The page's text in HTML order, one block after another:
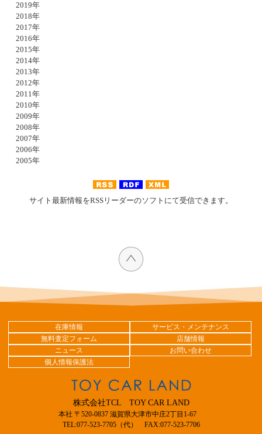
2019年
2018年
2017年
2016年
2015年
2014年
2013年
2012年
2011年
2010年
2009年
2008年
2007年
2006年
2005年
サイト最新情報をRSSリーダーのソフトにて受信できます。
在庫情報
サービス・メンテナンス
無料査定フォーム
店舗情報
ニュース
お問い合わせ
個人情報保護法
株式会社TCL TOY CAR LAND
本社 〒520-0837 滋賀県大津市中庄2丁目1-67
TEL:077-523-7705（代） FAX:077-523-7706